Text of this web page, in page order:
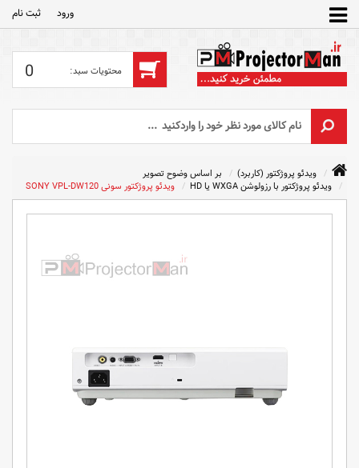
ورود ثبت‌ نام
0
ویدئو پروژکتور (کاربرد)
بر اساس وضوح تصویر
ویدئو پروژکتور با رزولوشن WXGA یا HD
ویدئو پروژکتور سونی SONY VPL-DW120